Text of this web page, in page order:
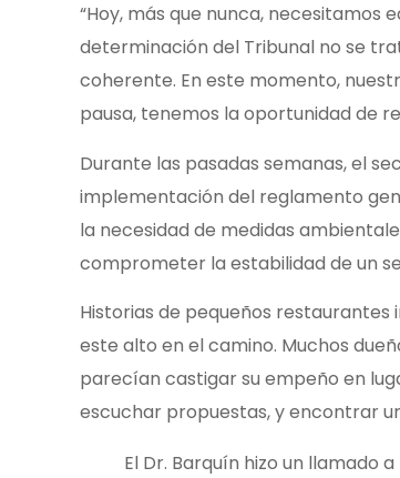
“Hoy, más que nunca, necesitamos
determinación del Tribunal no se
coherente. En este momento,
pausa, tenemos la oportunidad de
Durante las pasadas semanas, el
implementación del reglamento
la necesidad de medidas
comprometer la estabilidad de un
Historias de pequeños
este alto en el camino. Muchos
parecían castigar su empeño en
escuchar propuestas, y encontrar
El Dr. Barquín hizo un llamado